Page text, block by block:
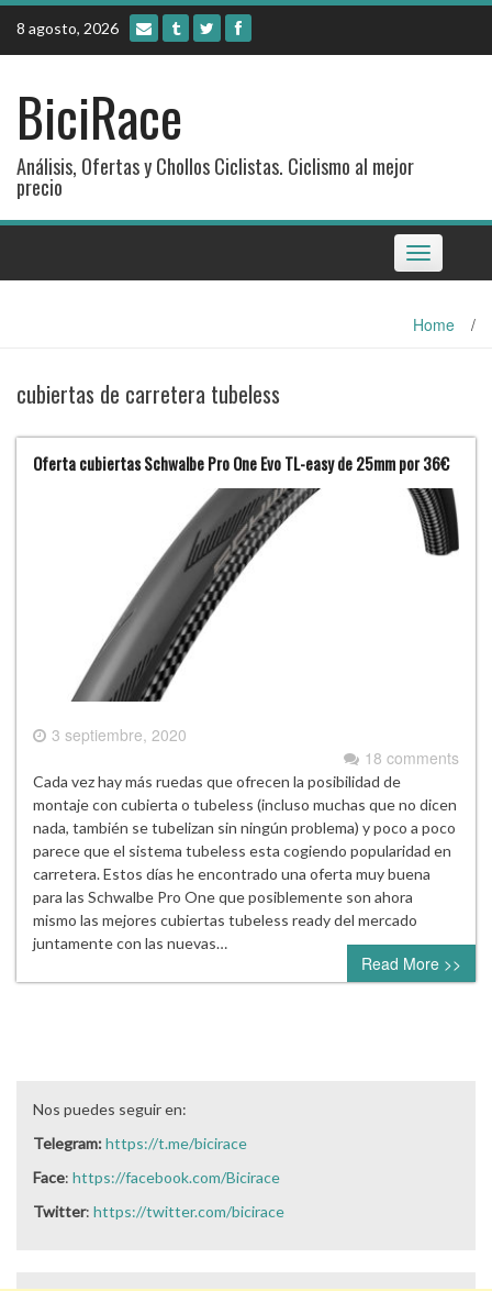
Skip
content
8 agosto, 2026
BiciRace
Análisis, Ofertas y Chollos Ciclistas. Ciclismo al mejor
precio
Toggle
navigation
Home /
cubiertas de carretera tubeless
Oferta cubiertas Schwalbe Pro One Evo TL-easy de 25mm por 36€
3 septiembre, 2020
18 comments
Cada vez hay más ruedas que ofrecen la posibilidad de
montaje con cubierta o tubeless (incluso muchas que no dicen
nada, también se tubelizan sin ningún problema) y poco a poco
parece que el sistema tubeless esta cogiendo popularidad en
carretera. Estos días he encontrado una oferta muy buena
para las Schwalbe Pro One que posiblemente son ahora
mismo las mejores cubiertas tubeless ready del mercado
juntamente con las nuevas…
Read More >>
Nos puedes seguir en:
Telegram:https://t.me/bicirace
Face: https://facebook.com/Bicirace
Twitter: https://twitter.com/bicirace